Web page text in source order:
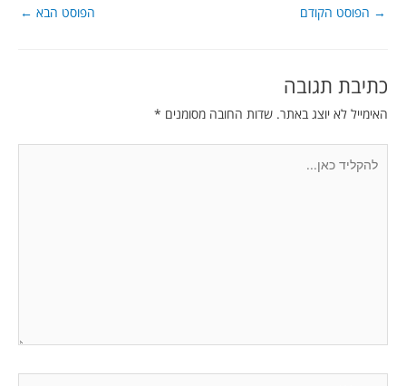
→ הפוסט הקודם הפוסט הבא ←
כתיבת תגובה
האימייל לא יוצג באתר. שדות החובה מסומנים *